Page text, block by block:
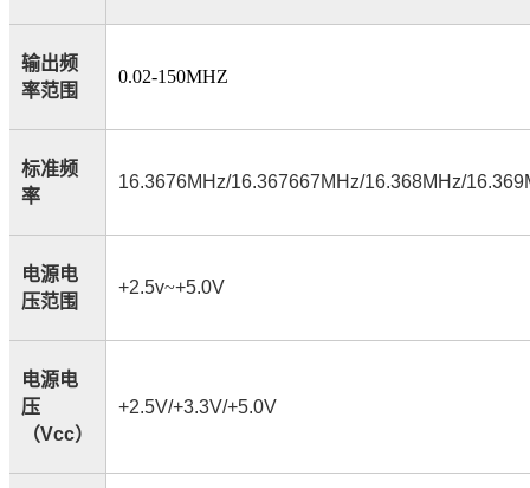
输出频
率范围
0.02-150MHZ
标准频
率
16.3676MHz/16.367667MHz/16.368MHz/
电源电
压范围
+2.5v~+5.0V
电源电
压
（Vcc）
+2.5V/+3.3V/+5.0V